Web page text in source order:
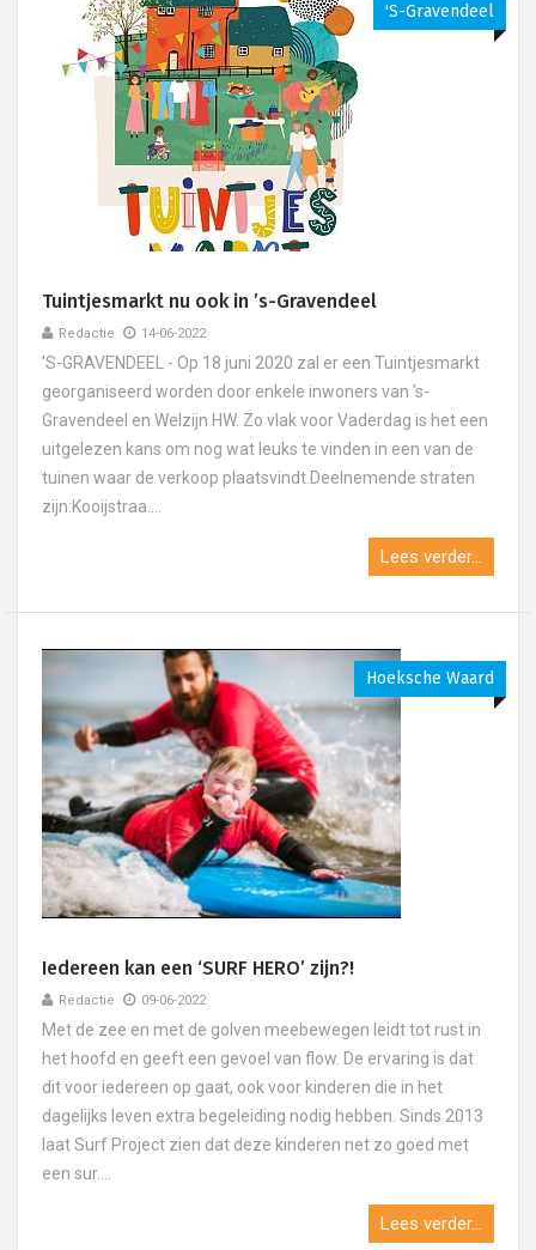
's-Gravendeel
Tuintjesmarkt nu ook in ’s-Gravendeel
Redactie 14-06-2022
'S-GRAVENDEEL - Op 18 juni 2020 zal er een Tuintjesmarkt
georganiseerd worden door enkele inwoners van ’s-
Gravendeel en Welzijn HW. Zo vlak voor Vaderdag is het een
uitgelezen kans om nog wat leuks te vinden in een van de
tuinen waar de verkoop plaatsvindt.Deelnemende straten
zijn:Kooijstraa....
Lees verder...
Hoeksche Waard
Iedereen kan een ‘SURF HERO’ zijn?!
Redactie 09-06-2022
Met de zee en met de golven meebewegen leidt tot rust in
het hoofd en geeft een gevoel van flow. De ervaring is dat
dit voor iedereen op gaat, ook voor kinderen die in het
dagelijks leven extra begeleiding nodig hebben. Sinds 2013
laat Surf Project zien dat deze kinderen net zo goed met
een sur....
Lees verder...